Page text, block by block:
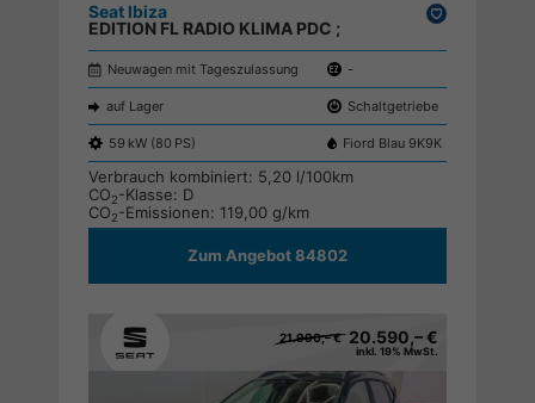
Seat Ibiza
EDITION FL RADIO KLIMA PDC ;
Neuwagen mit Tageszulassung -
auf Lager Schaltgetriebe
59 kW (80 PS) Fiord Blau 9K9K
Verbrauch kombiniert: 5,20 l/100km
CO2-Klasse: D
CO2-Emissionen: 119,00 g/km
Zum Angebot 84802
21.990,– € 20.590,– €
inkl. 19% MwSt.